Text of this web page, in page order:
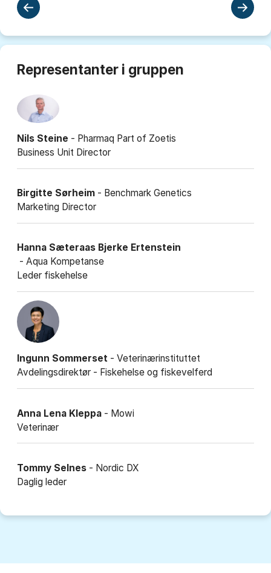
Representanter i gruppen
Nils Steine - Pharmaq Part of Zoetis
Business Unit Director
Birgitte Sørheim- Benchmark Genetics
Marketing Director
Hanna Sæteraas Bjerke Ertenstein
- Aqua Kompetanse
Leder fiskehelse
Ingunn Sommerset- Veterinærinstituttet
Avdelingsdirektør - Fiskehelse og fiskevelferd
Anna Lena Kleppa- Mowi
Veterinær
Tommy Selnes- Nordic DX
Daglig leder